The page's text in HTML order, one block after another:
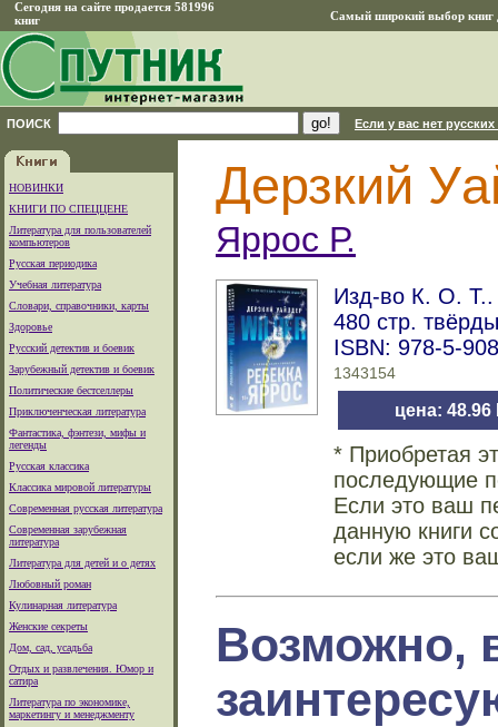
Сегодня на сайте продается 581996
книг
Самый широкий выбор книг
ПОИСК Если у вас нет
НОВИНКИ
КНИГИ ПО СПЕЦЦЕНЕ
Литература для пользователей
компьютеров
Русская периодика
Учебная литература
Словари, справочники, карты
Здоровье
Русский детектив и боевик
Зарубежный детектив и боевик
Политические бестселлеры
Приключенческая литература
Фантастика, фэнтези, мифы и
легенды
Русская классика
Классика мировой литературы
Современная русская литература
Современная зарубежная
литература
Литература для детей и о детях
Любовный роман
Кулинарная литература
Женские секреты
Дом, сад, усадьба
Отдых и развлечения. Юмор и
сатира
Литература по экономике,
маркетингу и менеджменту
Дерзкий
Яррос Р.
Изд-во К. О. Т..
480 стр.
ISBN: 978-5-
1343154
цена: 48.96
* Приобретая
последующие
Если это ваш
данную книги
если же это
Возможно,